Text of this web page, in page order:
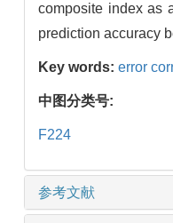
composite index as
prediction accuracy
Key words: error
中图分类号:
F224
参考文献